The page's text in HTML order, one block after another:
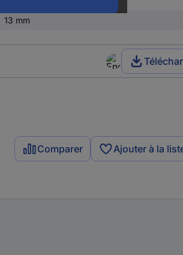
13 mm
Comparer Ajouter à la